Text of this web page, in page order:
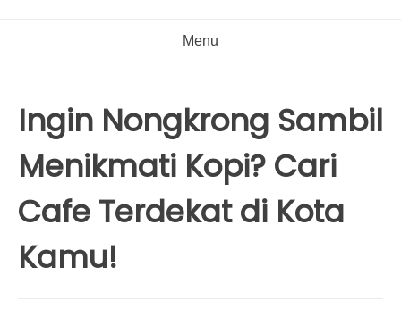
Menu
Ingin Nongkrong Sambil
Menikmati Kopi? Cari
Cafe Terdekat di Kota
Kamu!